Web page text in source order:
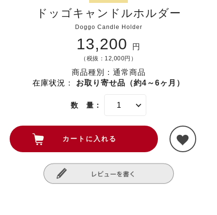
ドッゴキャンドルホルダー
Doggo Candle Holder
13,200 円
（税抜：12,000円）
商品種別：通常商品
在庫状況 ： お取り寄せ品（約4～6ヶ月）
数 量：